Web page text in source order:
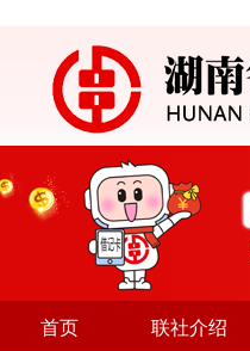
首页 联社介绍